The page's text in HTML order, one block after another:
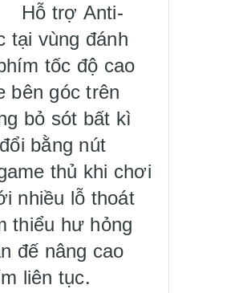
Hỗ trợ Anti-
tại vùng đánh
tốc độ cao
bên góc trên
bỏ sót bất kì
bằng nút
thủ khi chơi
nhiều lỗ thoát
thiểu hư hỏng
đế nâng cao
liên tục.